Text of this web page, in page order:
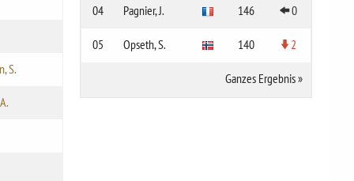
S.
04 Pagnier, J. 146 0
05 Opseth, S. 140 2
Ganzes Ergebnis»